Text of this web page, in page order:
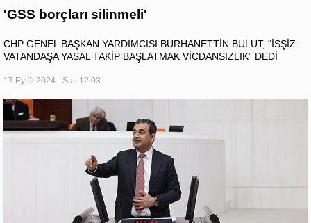
'GSS borçları silinmeli'
CHP GENEL BAŞKAN YARDIMCISI BURHANETTİN BULUT, “İSŞİZ
VATANDAŞA YASAL TAKİP BAŞLATMAK VİCDANSIZLIK” DEDİ
17 Eylül 2024 - Salı 12:03